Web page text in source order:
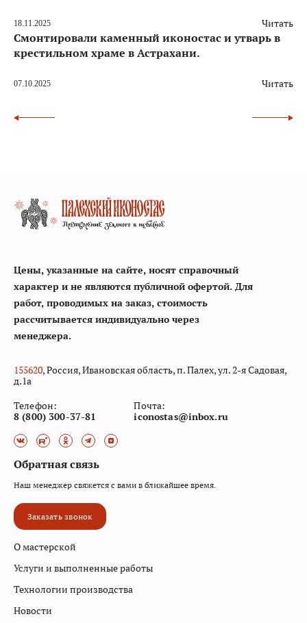
18.11.2025 Читать
Смонтировали каменный иконостас и утварь в
крестильном храме в Астрахани.
07.10.2025 Читать
Цены, указанные на сайте, носят справочный
характер и не являются публичной офертой. Для
работ, проводимых на заказ, стоимость
рассчитывается индивидуально через
менеджера.
155620, Россия, Ивановская область, п. Палех, ул. 2-я Садовая,
д.1а
Телефон:
8 (800) 300-37-81
Почта:
iconostas@inbox.ru
О мастерской
Услуги и выполненные работы
Технологии производства
Новости
Обратная связь
Наш менеджер свяжется с вами в ближайшее время.
Заказать звонок